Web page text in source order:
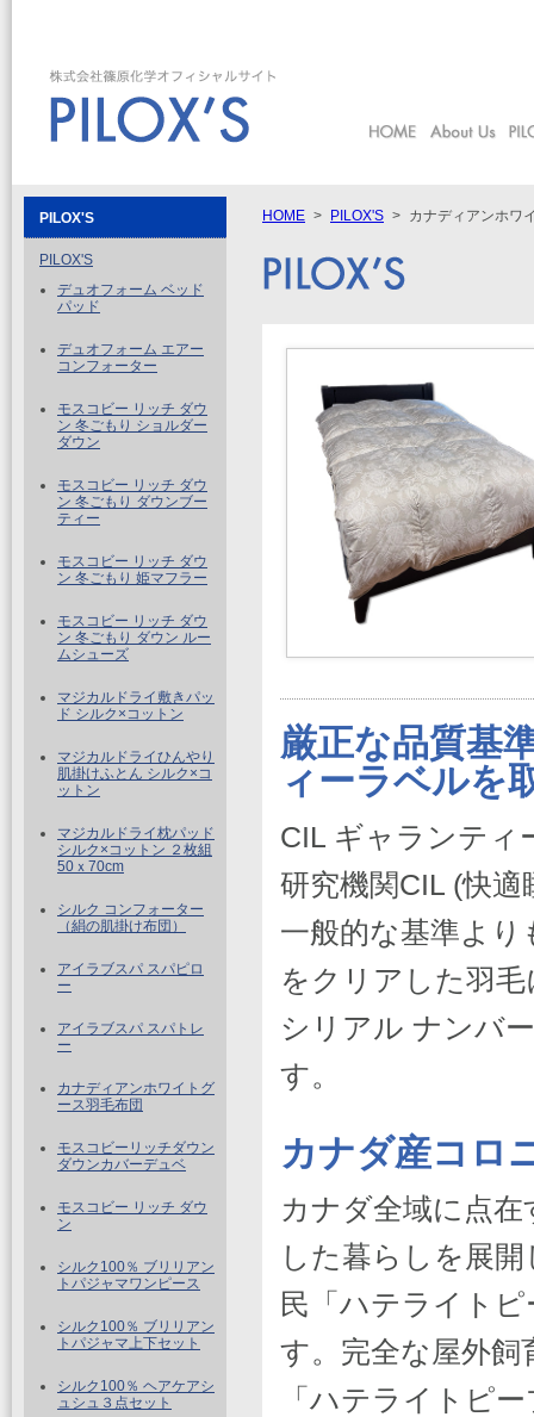
HOME PILOX'S カナディアンホワ
厳正な品質基
ィーラベルを
CIL ギャランティ
研究機関CIL (快
一般的な基準よ
をクリアした羽
シリアル ナンバ
す。
カナダ産コロ
カナダ全域に点
した暮らしを展
民「ハテライト
す。完全な屋外
「ハテライトピ
PILOX'S
PILOX'S
デュオフォーム ベッド
パッド
デュオフォーム エアー
コンフォーター
モスコビー リッチ ダウ
ン 冬ごもり ショルダー
ダウン
モスコビー リッチ ダウ
ン 冬ごもり ダウンブー
ティー
モスコビー リッチ ダウ
ン 冬ごもり 姫マフラー
モスコビー リッチ ダウ
ン 冬ごもり ダウン ルー
ムシューズ
マジカルドライ敷きパッ
ド シルク×コットン
マジカルドライひんやり
肌掛けふとん シルク×コ
ットン
マジカルドライ枕パッド
シルク×コットン ２枚組
50ｘ70cm
シルク コンフォーター
（絹の肌掛け布団）
アイラブスパ スパピロ
ー
アイラブスパ スパトレ
ー
カナディアンホワイトグ
ース羽毛布団
モスコビーリッチダウン
ダウンカバーデュベ
モスコビー リッチ ダウ
ン
シルク100％ ブリリアン
トパジャマワンピース
シルク100％ ブリリアン
トパジャマ上下セット
シルク100％ ヘアケアシ
ュシュ３点セット